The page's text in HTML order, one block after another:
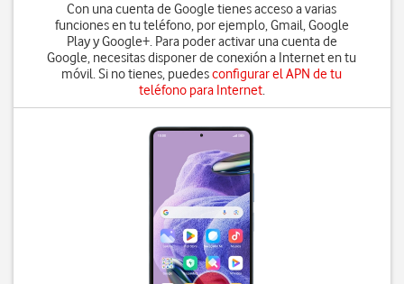
Con una cuenta de Google tienes acceso a varias
funciones en tu teléfono, por ejemplo, Gmail, Google
Play y Google+. Para poder activar una cuenta de
Google, necesitas disponer de conexión a Internet en tu
móvil. Si no tienes, puedesconfigurar el APN de tu
teléfono para Internet.